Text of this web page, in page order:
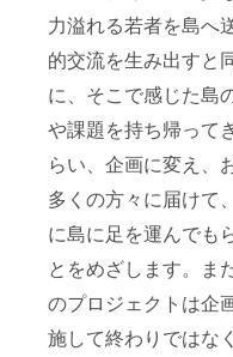
力溢れる若者を島へ
的交流を生み出すと
に、そこで感じた島
や課題を持ち帰って
らい、企画に変え、
多くの方々に届けて
に島に足を運んでも
とをめざします。ま
のプロジェクトは企
施して終わりではな